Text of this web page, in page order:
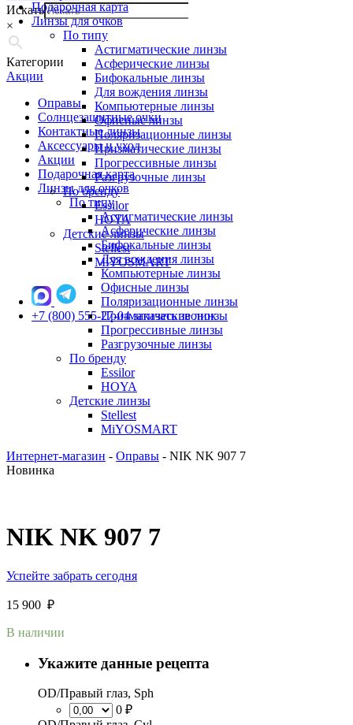
Искать
×
Категории
Акции
Оправы
Солнцезащитные очки
Контактные линзы
Аксессуары и уход
Акции
Подарочная карта
Линзы для очков
По типу
Астигматические линзы
Асферические линзы
Бифокальные линзы
Для вождения линзы
Компьютерные линзы
Офисные линзы
Поляризационные линзы
Призматические линзы
Прогрессивные линзы
Разгрузочные линзы
По бренду
Essilor
HOYA
Детские линзы
Stellest
MiYOSMART
Подарочная карта
Линзы для очков
По типу
Астигматические линзы
Асферические линзы
Бифокальные линзы
Для вождения линзы
Компьютерные линзы
Офисные линзы
Поляризационные линзы
Призматические линзы
Прогрессивные линзы
Разгрузочные линзы
По бренду
Essilor
HOYA
Детские линзы
Stellest
MiYOSMART
+7 (800) 555-27-04 заказать звонок
Интернет-магазин - Оправы - NIK NK 907 7
Новинка
NIK NK 907 7
Успейте забрать сегодня
15 900 ₽
В наличии
Укажите данные рецепта
OD/Правый глаз, Sph
0 ₽